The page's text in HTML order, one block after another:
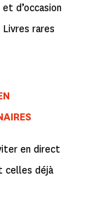
d’occasion
rares
en direct
celles déjà